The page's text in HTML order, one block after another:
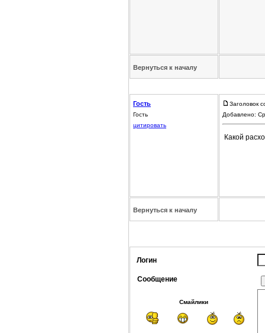
Вернуться к началу
Гость
Гость
цитировать
Заголовок
Добавлено:
Какой
Вернуться к началу
Логин
Сообщение
Смайлики